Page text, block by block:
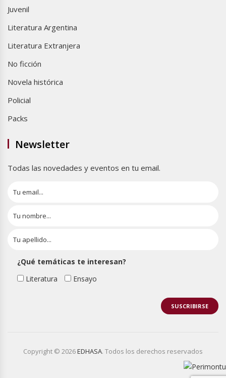
Juvenil
Literatura Argentina
Literatura Extranjera
No ficción
Novela histórica
Policial
Packs
Newsletter
Todas las novedades y eventos en tu email.
¿Qué temáticas te interesan?
Literatura
Ensayo
Copyright © 2026EDHASA. Todos los derechos reservados